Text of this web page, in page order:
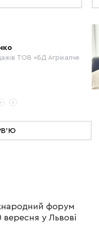
ТОВ «БД Агрікалче
форум
у Львові